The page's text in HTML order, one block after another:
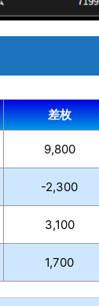
差枚
9,800
-2,300
3,100
1,700